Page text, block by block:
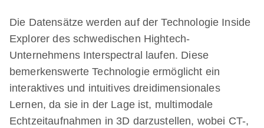
Die Datensätze werden auf der Technologie Inside
Explorer des schwedischen Hightech-
Unternehmens Interspectral laufen. Diese
bemerkenswerte Technologie ermöglicht ein
interaktives und intuitives dreidimensionales
Lernen, da sie in der Lage ist, multimodale
Echtzeitaufnahmen in 3D darzustellen, wobei CT-,